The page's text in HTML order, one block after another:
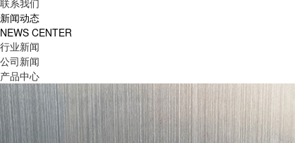
联系我们
新闻动态
NEWS CENTER
行业新闻
公司新闻
产品中心